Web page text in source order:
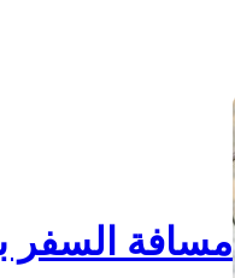
مسافة السفر